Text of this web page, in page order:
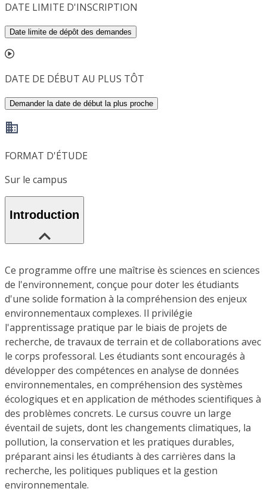
DATE LIMITE D'INSCRIPTION
Date limite de dépôt des demandes
DATE DE DÉBUT AU PLUS TÔT
Demander la date de début la plus proche
FORMAT D'ÉTUDE
Sur le campus
Introduction
Ce programme offre une maîtrise ès sciences en sciences
de l'environnement, conçue pour doter les étudiants
d'une solide formation à la compréhension des enjeux
environnementaux complexes. Il privilégie
l'apprentissage pratique par le biais de projets de
recherche, de travaux de terrain et de collaborations avec
le corps professoral. Les étudiants sont encouragés à
développer des compétences en analyse de données
environnementales, en compréhension des systèmes
écologiques et en application de méthodes scientifiques à
des problèmes concrets. Le cursus couvre un large
éventail de sujets, dont les changements climatiques, la
pollution, la conservation et les pratiques durables,
préparant ainsi les étudiants à des carrières dans la
recherche, les politiques publiques et la gestion
environnementale.